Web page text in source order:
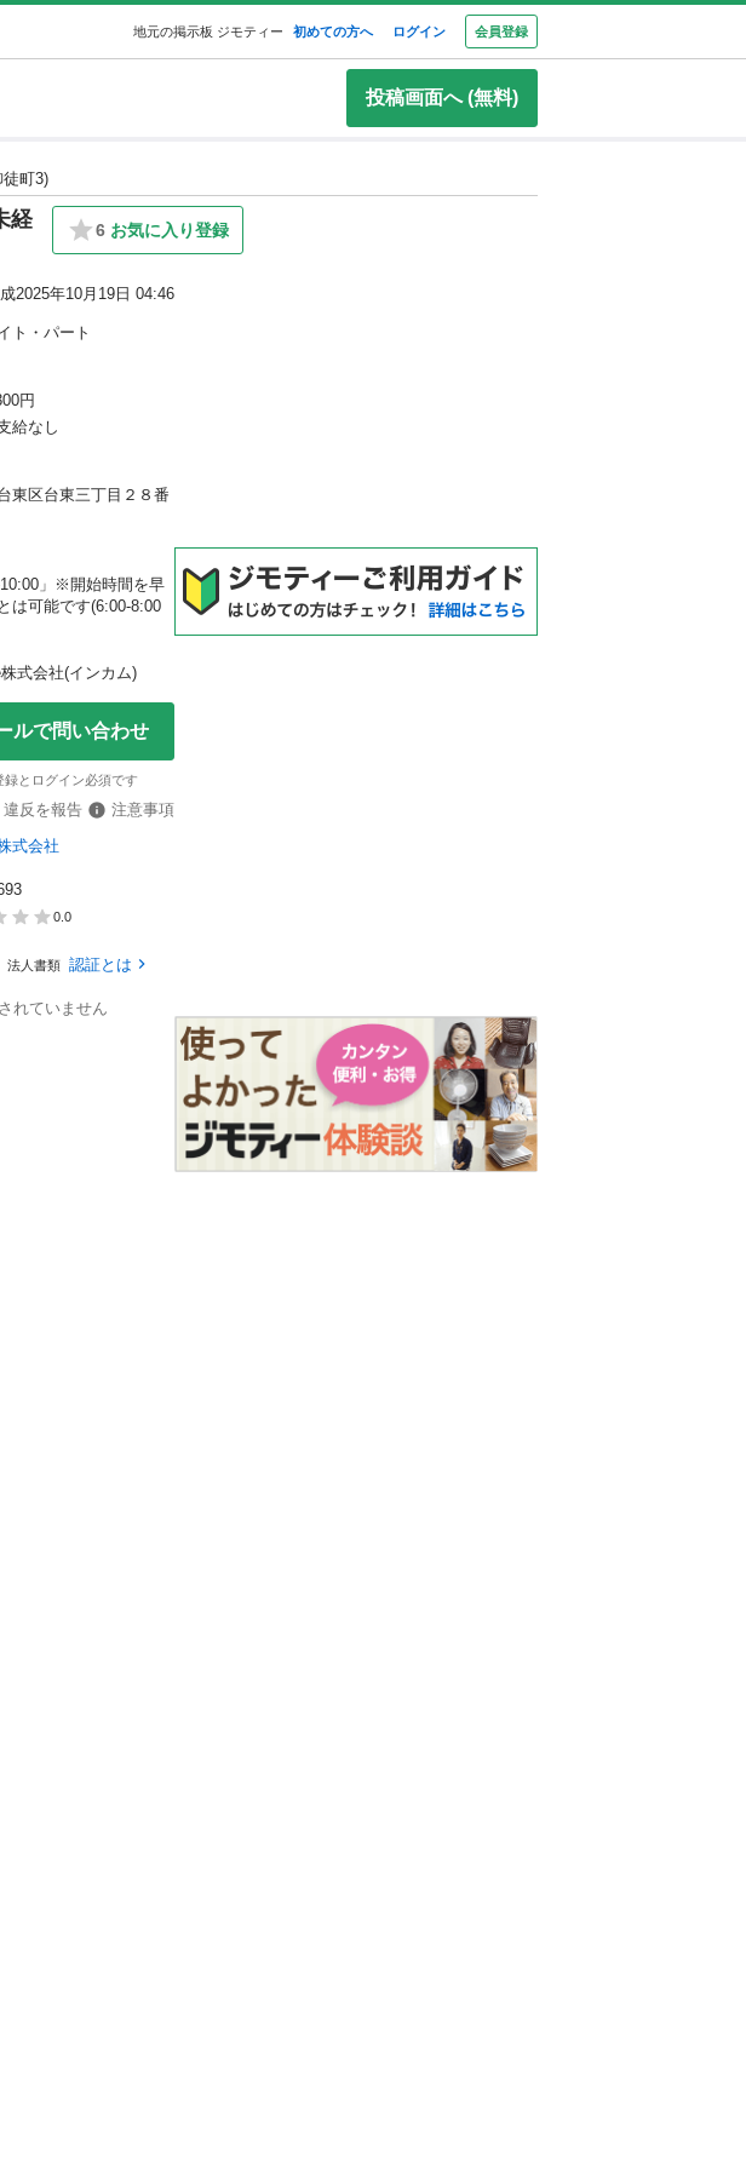
地元の掲示板 ジモティー 初めての方へ ログイン 会員登録
投稿画面へ (無料)
町3)
経
6 お気に入り登録
2025年10月19日 04:46
ト・パート
円
給なし
東区台東三丁目２８番
10:00」※開始時間を早
は可能です(6:00-8:00
株式会社(インカム)
ルで問い合わせ
とログイン必須です
違反を報告
注意事項
式会社
0.0
法人書類 認証とは
れていません